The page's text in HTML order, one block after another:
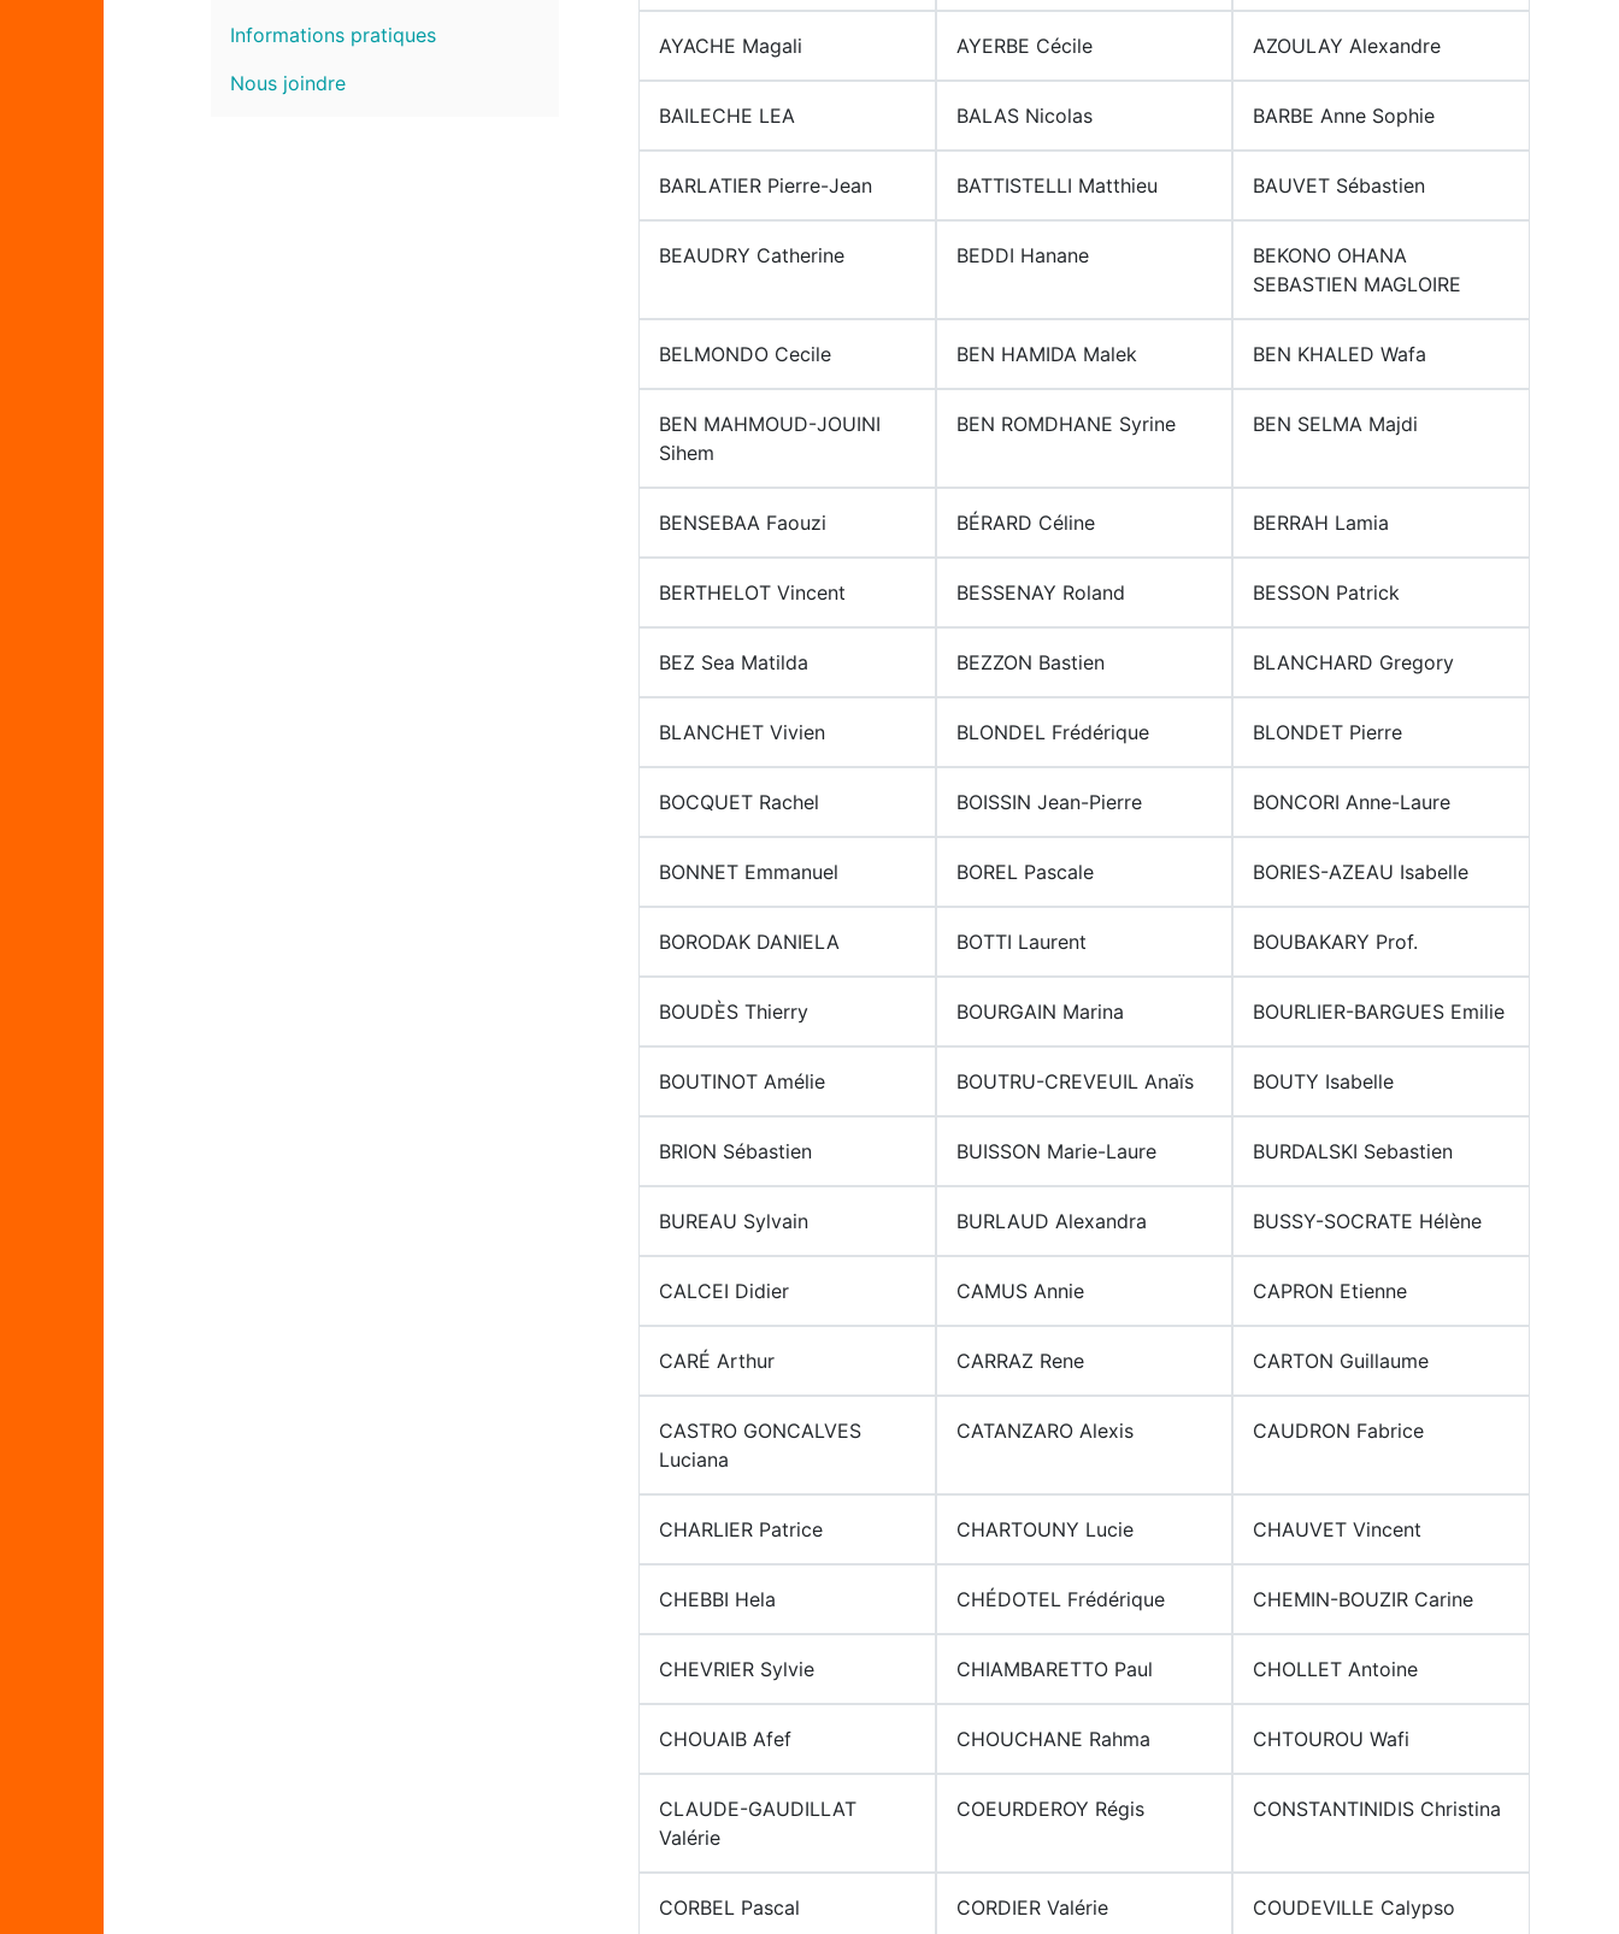
Informations pratiques
Nous joindre
AYACHE Magali AYERBE Cécile AZOULAY Alexandre
BAILECHE LEA BALAS Nicolas BARBE Anne Sophie
BARLATIER Pierre-Jean BATTISTELLI Matthieu BAUVET Sébastien
BEAUDRY Catherine BEDDI Hanane
BEKONO OHANA
SEBASTIEN MAGLOIRE
BELMONDO Cecile BEN HAMIDA Malek BEN KHALED Wafa
BEN MAHMOUD-JOUINI
Sihem
BEN ROMDHANE Syrine BEN SELMA Majdi
BENSEBAA Faouzi BÉRARD Céline BERRAH Lamia
BERTHELOT Vincent BESSENAY Roland BESSON Patrick
BEZ Sea Matilda BEZZON Bastien BLANCHARD Gregory
BLANCHET Vivien BLONDEL Frédérique BLONDET Pierre
BOCQUET Rachel BOISSIN Jean-Pierre BONCORI Anne-Laure
BONNET Emmanuel BOREL Pascale BORIES-AZEAU Isabelle
BORODAK DANIELA BOTTI Laurent BOUBAKARY Prof.
BOUDÈS Thierry BOURGAIN Marina BOURLIER-BARGUES Emilie
BOUTINOT Amélie BOUTRU-CREVEUIL Anaïs BOUTY Isabelle
BRION Sébastien BUISSON Marie-Laure BURDALSKI Sebastien
BUREAU Sylvain BURLAUD Alexandra BUSSY-SOCRATE Hélène
CALCEI Didier CAMUS Annie CAPRON Etienne
CARÉ Arthur CARRAZ Rene CARTON Guillaume
CASTRO GONCALVES
Luciana
CATANZARO Alexis CAUDRON Fabrice
CHARLIER Patrice CHARTOUNY Lucie CHAUVET Vincent
CHEBBI Hela CHÉDOTEL Frédérique CHEMIN-BOUZIR Carine
CHEVRIER Sylvie CHIAMBARETTO Paul CHOLLET Antoine
CHOUAIB Afef CHOUCHANE Rahma CHTOUROU Wafi
CLAUDE-GAUDILLAT
Valérie
COEURDEROY Régis CONSTANTINIDIS Christina
CORBEL Pascal CORDIER Valérie COUDEVILLE Calypso